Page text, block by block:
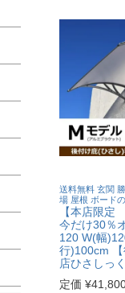
送料無料 玄関
場 屋根 ボード
【本店限
今だけ30％
120 W(幅
行)100cm
店ひさしっく
定価 ¥